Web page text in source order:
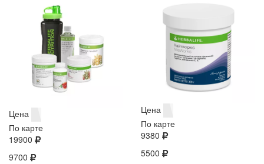
Цена
По карте
19900
9700
Цена
По карте
9380
5500